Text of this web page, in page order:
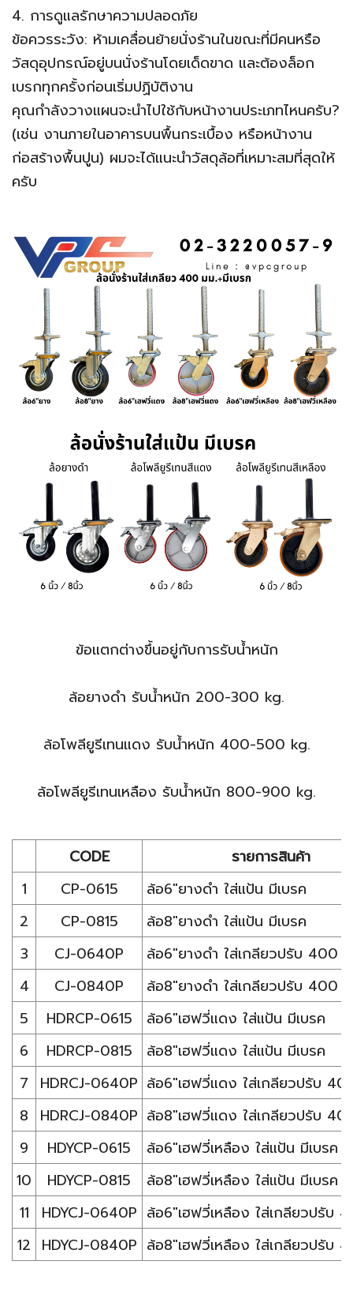
​4. การดูแลรักษาความปลอดภัย
​ข้อควรระวัง: ห้ามเคลื่อนย้ายนั่งร้านในขณะที่มีคนหรือ
วัสดุอุปกรณ์อยู่บนนั่งร้านโดยเด็ดขาด และต้องล็อก
เบรกทุกครั้งก่อนเริ่มปฏิบัติงาน
​คุณกำลังวางแผนจะนำไปใช้กับหน้างานประเภทไหนครับ?
(เช่น งานภายในอาคารบนพื้นกระเบื้อง หรือหน้างาน
ก่อสร้างพื้นปูน) ผมจะได้แนะนำวัสดุล้อที่เหมาะสมที่สุดให้
ครับ
ข้อแตกต่างขึ้นอยู่กับการรับน้ำหนัก
ล้อยางดำ รับน้ำหนัก 200-300 kg.
ล้อโพลียูรีเทนแดง รับน้ำหนัก 400-500 kg.
ล้อโพลียูรีเทนเหลือง รับน้ำหนัก 800-900 kg.
CODE
รายการสินค้า
1
CP-0615
ล้อ6"ยางดำ ใส่แป้น มีเบรค
2
CP-0815
ล้อ8"ยางดำ ใส่แป้น มีเบรค
3
CJ-0640P
ล้อ6"ยางดำ ใส่เกลียวปรับ 400
4
CJ-0840P
ล้อ8"ยางดำ ใส่เกลียวปรับ 400
5
HDRCP-0615
ล้อ6"เฮฟวี่แดง ใส่แป้น มีเบรค
6
HDRCP-0815
ล้อ8"เฮฟวี่แดง ใส่แป้น มีเบรค
7
HDRCJ-0640P ล้อ6"เฮฟวี่แดง ใส่เกลียวปรับ
8
HDRCJ-0840P ล้อ8"เฮฟวี่แดง ใส่เกลียวปรับ
9
HDYCP-0615
ล้อ6"เฮฟวี่เหลือง ใส่แป้น มีเบรค
10
HDYCP-0815
ล้อ8"เฮฟวี่เหลือง ใส่แป้น มีเบรค
11
HDYCJ-0640P ล้อ6"เฮฟวี่เหลือง ใส่เกลียวปรับ
12 HDYCJ-0840P ล้อ8"เฮฟวี่เหลือง ใส่เกลียวปรับ